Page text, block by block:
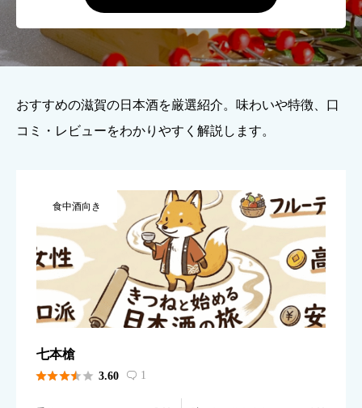
おすすめの滋賀の日本酒を厳選紹介。味わいや特徴、口
コミ・レビューをわかりやすく解説します。
食中酒向き
七本槍
 3.60  1